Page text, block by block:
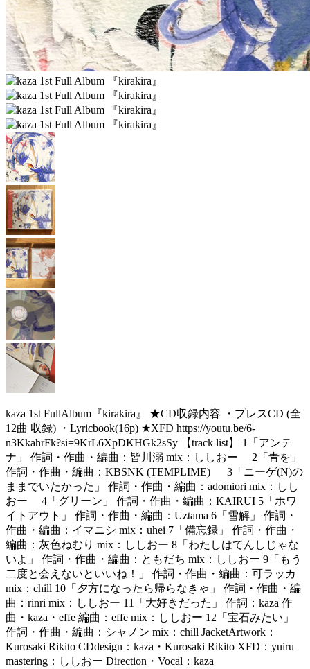
kaza 1st FullAlbum『kirakira』 ★CD収録内容 ・プレスCD (全
12曲 収録) ・Lyricbook(16p) ★XFD https://youtu.be/6-
n3KkahrFk?si=9KrL6XpDKHGk2sSy 【track list】 1「アンテ
ナ」 作詞・作曲・編曲：皆川溺 mix：ししおー 2「青を」
作詞・作曲・編曲：KBSNK (TEMPLIME) 3「ニーゲ(N)の
ままでいたかった」 作詞・作曲・編曲：adomiori mix：しし
おー 4「グリーン」 作詞・作曲・編曲：KAIRUI 5「ホワ
イトアウト」 作詞・作曲・編曲：Uztama 6「雪解」 作詞・
作曲・編曲：イマニシ mix：uhei 7「備忘録」 作詞・作曲・
編曲：灰色ねむり mix：ししおー 8「わたしはてんしじゃな
いよ」 作詞・作曲・編曲：ともだち mix：ししおー 9「もう
二度と会えないといいね！」 作詞・作曲・編曲：可ラッカ
mix：chill 10「夕方になったら帰らなきゃ」 作詞・作曲・編
曲：rinri mix：ししおー 11「大好きだった」 作詞：kaza 作
曲・kaza・effe 編曲：effe mix：ししおー 12「宝石みたい」
作詞・作曲・編曲：シャノン mix：chill JacketArtwork：
Kurosaki Rikito CDdesign：kaza・Kurosaki Rikito XFD：yuiru
mastering：ししおー Direction・Vocal：kaza